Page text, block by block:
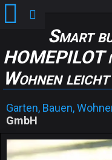
Smart
HOMEPILOT
Wohnen leicht
Garten, Bauen,
GmbH